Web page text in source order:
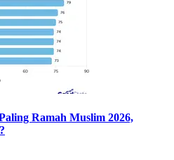
Ramah Muslim 2026,